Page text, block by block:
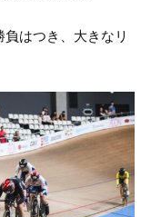
はつき、大きなリ